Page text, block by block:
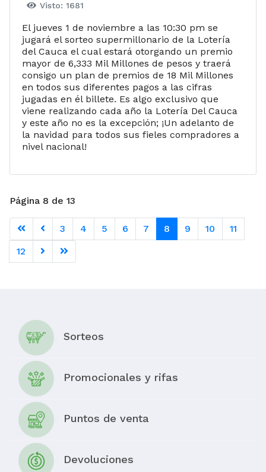
Visto: 1681
El jueves 1 de noviembre a las 10:30 pm se
jugará el sorteo supermillonario de la Lotería
del Cauca el cual estará otorgando un premio
mayor de 6,333 Mil Millones de pesos y traerá
consigo un plan de premios de 18 Mil Millones
en todos sus diferentes pagos a las cifras
jugadas en él billete. Es algo exclusivo que
viene realizando cada año la Lotería Del Cauca
y este año no es la excepción; ¡Un adelanto de
la navidad para todos sus fieles compradores a
nivel nacional!
Página 8 de 13
3 4 5 6 7 8 9 10
11
12
Sorteos
Promocionales y rifas
Puntos de venta
Devoluciones